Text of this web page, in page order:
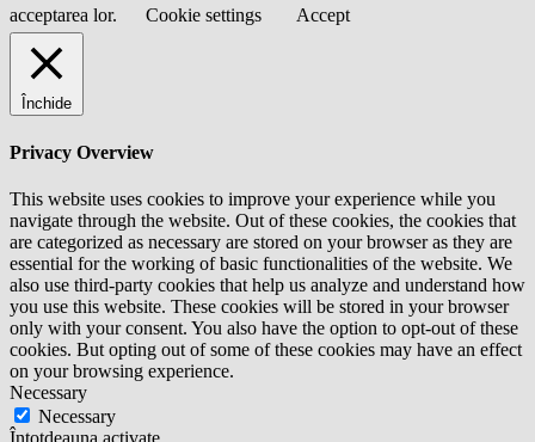
acceptarea lor.
Cookie settings Accept
Închide
Privacy Overview
This website uses cookies to improve your experience while you
navigate through the website. Out of these cookies, the cookies that
are categorized as necessary are stored on your browser as they are
essential for the working of basic functionalities of the website. We
also use third-party cookies that help us analyze and understand how
you use this website. These cookies will be stored in your browser
only with your consent. You also have the option to opt-out of these
cookies. But opting out of some of these cookies may have an effect
on your browsing experience.
Necessary
Necessary
Întotdeauna activate